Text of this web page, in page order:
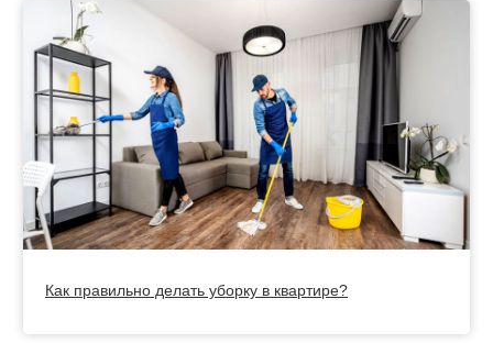
Как правильно делать уборку в квартире?